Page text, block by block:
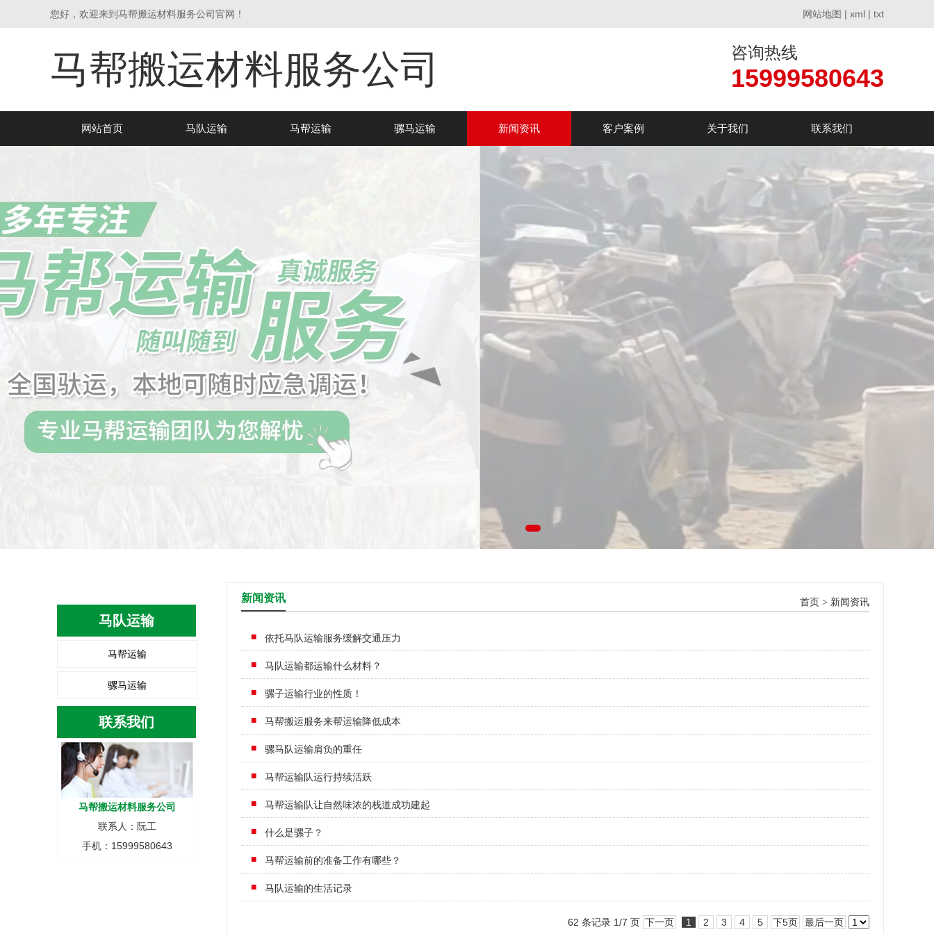
您好，欢迎来到马帮搬运材料服务公司官网！ 网站地图 | xml | txt
马帮搬运材料服务公司 咨询热线
15999580643
网站首页 马队运输 马帮运输 骡马运输 新闻资讯 客户案例 关于我们 联系我们
马队运输
马帮运输
骡马运输
联系我们
马帮搬运材料服务公司
联系人：阮工
手机：15999580643
新闻资讯 首页 > 新闻资讯
依托马队运输服务缓解交通压力
马队运输都运输什么材料？
骡子运输行业的性质！
马帮搬运服务来帮运输降低成本
骡马队运输肩负的重任
马帮运输队运行持续活跃
马帮运输队让自然味浓的栈道成功建起
什么是骡子？
马帮运输前的准备工作有哪些？
马队运输的生活记录
62 条记录 1/7 页 下一页 1 2 3 4 5 下5页 最后一页